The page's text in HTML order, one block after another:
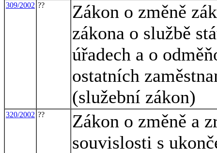
309/2002 ??
Zákon o změně
zákona o službě
úřadech a o
ostatních
(služební zákon)
320/2002 ??
Zákon o změně a
souvislosti s